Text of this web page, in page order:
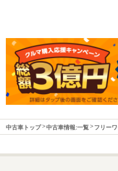
中古車トップ 中古車情報:一覧 フリー